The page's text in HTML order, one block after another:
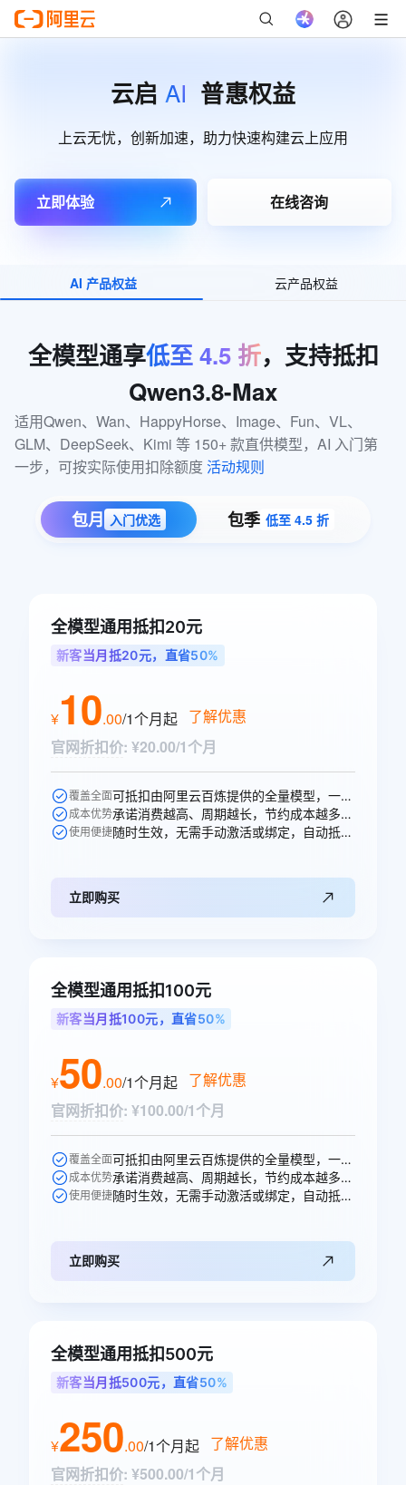
云启 AI 普惠权益
上云无忧，创新加速，助力快速构建云上应用
立即体验 在线咨询
AI 产品权益 云产品权益
全模型通享低至 4.5 折，支持抵扣
Qwen3.8-Max
适用Qwen、Wan、HappyHorse、Image、Fun、VL、
GLM、DeepSeek、Kimi 等 150+ 款直供模型，AI 入门第
一步，可按实际使用扣除额度 活动规则
包月 入门优选 包季 低至 4.5 折
全模型通用抵扣20元
新客当月抵20元，直省50%
¥10.00/1个月起 了解优惠
官网折扣价: ¥20.00/1个月
覆盖全面 可抵扣由阿里云百炼提供的全量模型，一次购买即可跨模型通享。
成本优势 承诺消费越高、周期越长，节约成本越多，直省10元。
使用便捷 随时生效，无需手动激活或绑定，自动抵扣。
立即购买
全模型通用抵扣100元
新客当月抵100元，直省50%
¥50.00/1个月起 了解优惠
官网折扣价: ¥100.00/1个月
覆盖全面 可抵扣由阿里云百炼提供的全量模型，一次购买即可跨模型通享。
成本优势 承诺消费越高、周期越长，节约成本越多，直省50元。
使用便捷 随时生效，无需手动激活或绑定，自动抵扣。
立即购买
全模型通用抵扣500元
新客当月抵500元，直省50%
¥250.00/1个月起 了解优惠
官网折扣价: ¥500.00/1个月